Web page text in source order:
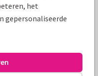
het
gepersonaliseerde